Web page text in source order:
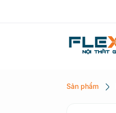
Sản phẩm